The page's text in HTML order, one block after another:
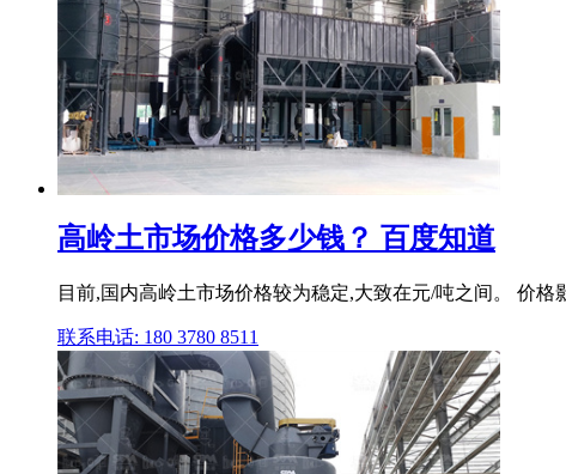
高岭土市场价格多少钱？ 百度知道
目前,国内高岭土市场价格较为稳定,大致在元/吨之间。 价
联系电话: 180 3780 8511